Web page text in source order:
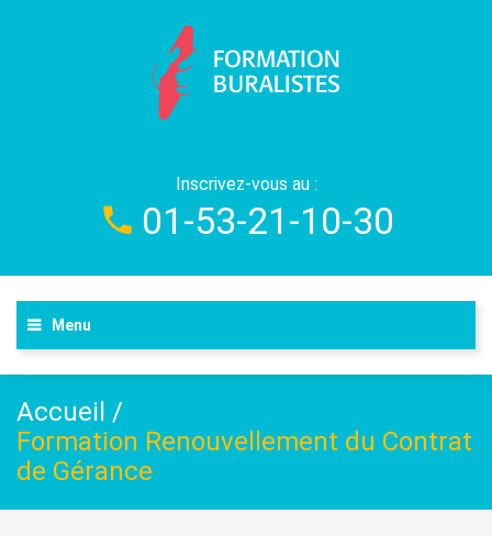
Inscrivez-vous au :
01-53-21-10-30
Menu
Accueil /
Formation Renouvellement du Contrat
de Gérance